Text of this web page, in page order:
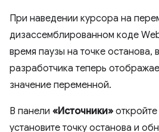
При наведении курсора на
дизассемблированном коде
время паузы на точке останова,
разработчика теперь
значение переменной.
В панели «Источники»
установите точку останова и